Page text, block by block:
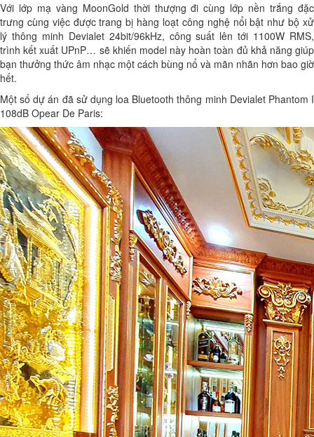
Với lớp mạ vàng MoonGold thời thượng đi cùng lớp nền trắng đặc
trưng cùng việc được trang bị hàng loạt công nghệ nổi bật như bộ xử
lý thông minh Devialet 24bit/96kHz, công suất lên tới 1100W RMS,
trình kết xuất UPnP… sẽ khiến model này hoàn toàn đủ khả năng giúp
bạn thưởng thức âm nhạc một cách bùng nổ và mãn nhãn hơn bao giờ
hết.
Một số dự án đã sử dụng loa Bluetooth thông minh Devialet Phantom I
108dB Opear De Paris: